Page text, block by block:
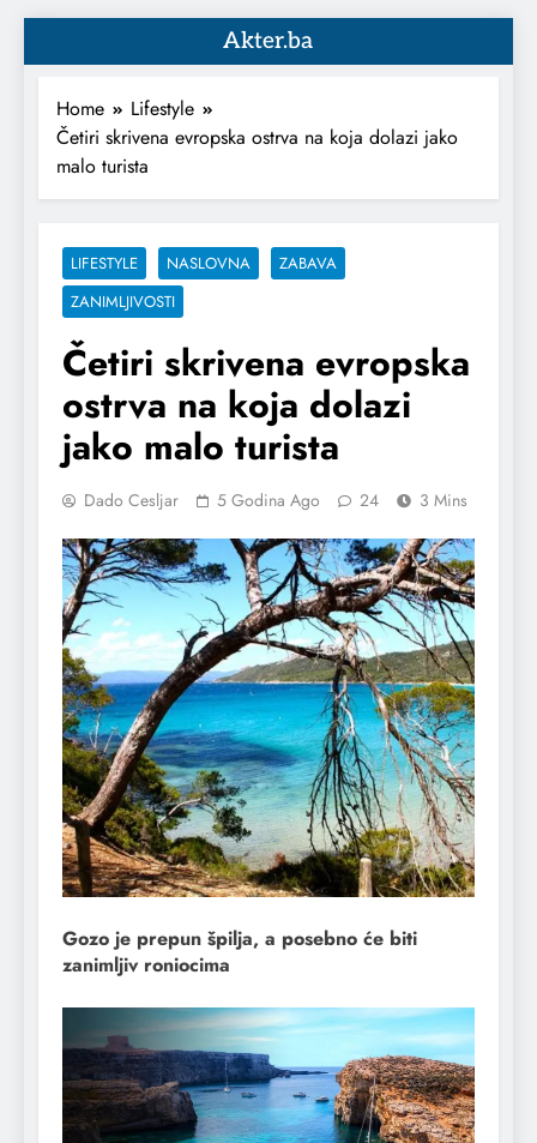
Akter.ba
Home
Lifestyle
Četiri skrivena evropska ostrva na koja dolazi jako
malo turista
LIFESTYLE NASLOVNA
ZABAVA
ZANIMLJIVOSTI
Četiri skrivena evropska
ostrva na koja dolazi
jako malo turista
Dado Cesljar 5 Godina Ago 24 3 Mins
Gozo je prepun špilja, a posebno će biti
zanimljiv roniocima